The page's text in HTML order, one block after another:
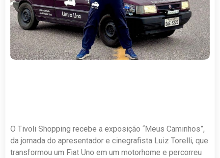
O Tivoli Shopping recebe a exposição “Meus Caminhos”,
da jornada do apresentador e cinegrafista Luiz Torelli, que
transformou um Fiat Uno em um motorhome e percorreu